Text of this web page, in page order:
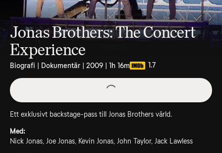
Jonas Brothers: The Concert
Experience
Biografi | Dokumentär | 2009 | 1h 16m 1.7
Ett exklusivt backstage-pass till Jonas Brothers värld.
Med:
Nick Jonas, Joe Jonas, Kevin Jonas, John Taylor, Jack Lawless